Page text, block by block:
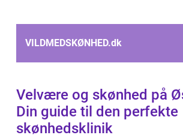
VILDMEDSKØNHED.dk
Velvære og skønhed på
Din guide til den perfekte
skønhedsklinik